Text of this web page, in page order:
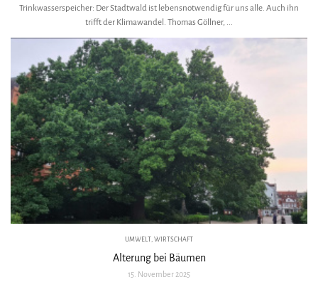
Trinkwasserspeicher: Der Stadtwald ist lebensnotwendig für uns alle. Auch ihn
trifft der Klimawandel. Thomas Göllner, ...
UMWELT WIRTSCHAFT
Alterung bei Bäumen
15. November 2025